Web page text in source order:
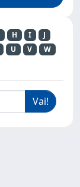
H I
J
U V
W